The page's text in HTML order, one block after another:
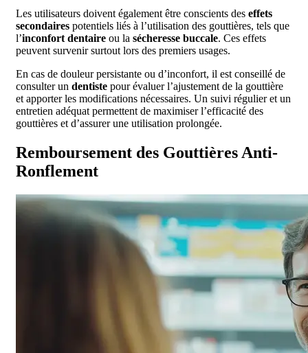
Les utilisateurs doivent également être conscients des effets
secondaires potentiels liés à l’utilisation des gouttières, tels que
l’inconfort dentaire ou la sécheresse buccale. Ces effets
peuvent survenir surtout lors des premiers usages.
En cas de douleur persistante ou d’inconfort, il est conseillé de
consulter un dentiste pour évaluer l’ajustement de la gouttière
et apporter les modifications nécessaires. Un suivi régulier et un
entretien adéquat permettent de maximiser l’efficacité des
gouttières et d’assurer une utilisation prolongée.
Remboursement des Gouttières Anti-
Ronflement